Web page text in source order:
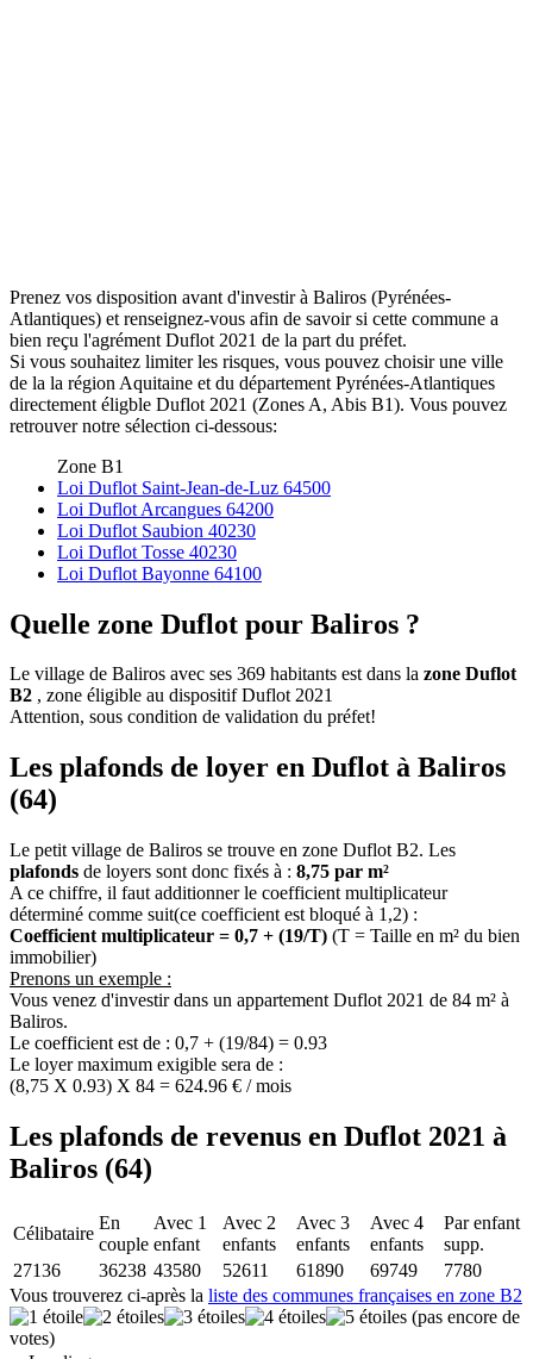
Prenez vos disposition avant d'investir à Baliros (Pyrénées-
Atlantiques) et renseignez-vous afin de savoir si cette commune a
bien reçu l'agrément Duflot 2021 de la part du préfet.
Si vous souhaitez limiter les risques, vous pouvez choisir une ville
de la la région Aquitaine et du département Pyrénées-Atlantiques
directement éligble Duflot 2021 (Zones A, Abis B1). Vous pouvez
retrouver notre sélection ci-dessous:
Zone B1
Loi Duflot Saint-Jean-de-Luz 64500
Loi Duflot Arcangues 64200
Loi Duflot Saubion 40230
Loi Duflot Tosse 40230
Loi Duflot Bayonne 64100
Quelle zone Duflot pour Baliros ?
Le village de Baliros avec ses 369 habitants est dans la zone Duflot
B2 , zone éligible au dispositif Duflot 2021
Attention, sous condition de validation du préfet!
Les plafonds de loyer en Duflot à Baliros
(64)
Le petit village de Baliros se trouve en zone Duflot B2. Les
plafonds de loyers sont donc fixés à : 8,75 par m²
A ce chiffre, il faut additionner le coefficient multiplicateur
déterminé comme suit(ce coefficient est bloqué à 1,2) :
Coefficient multiplicateur = 0,7 + (19/T) (T = Taille en m² du bien
immobilier)
Prenons un exemple :
Vous venez d'investir dans un appartement Duflot 2021 de 84 m² à
Baliros.
Le coefficient est de : 0,7 + (19/84) = 0.93
Le loyer maximum exigible sera de :
(8,75 X 0.93) X 84 = 624.96 € / mois
Les plafonds de revenus en Duflot 2021 à
Baliros (64)
Célibataire
En
couple
Avec 1
enfant
Avec 2
enfants
Avec 3
enfants
Avec 4
enfants
Par enfant
supp.
27136
36238 43580 52611 61890 69749
7780
Vous trouverez ci-après la liste des communes françaises en zone B2
(pas encore de
votes)